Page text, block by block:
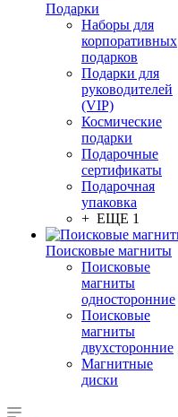
Подарки
Наборы для
корпоративных
подарков
Подарки для
руководителей
(VIP)
Космические
подарки
Подарочные
сертификаты
Подарочная
упаковка
+ ЕЩЕ 1
Поисковые магниты
Поисковые
магниты
односторонние
Поисковые
магниты
двухсторонние
Магнитные
диски